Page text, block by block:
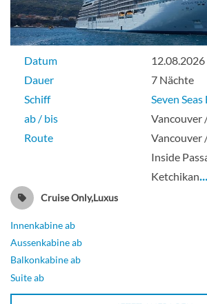
Datum
12.08.2026
Dauer
7 Nächte
Schiff
Seven
ab / bis
Vancouver
Route
Vancouver
Inside
Ketchikan
Cruise Only,Luxus
Innenkabine ab
Aussenkabine ab
Balkonkabine ab
Suite ab